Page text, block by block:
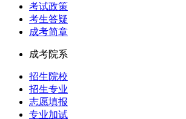
考试政策
考生答疑
成考简章
成考院系
招生院校
招生专业
志愿填报
专业加试